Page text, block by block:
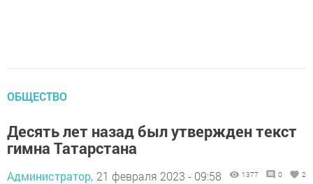
ОБЩЕСТВО
Десять лет назад был утвержден текст
гимна Татарстана
Администратор, 21 февраля 2023 - 09:58 1377 0 2